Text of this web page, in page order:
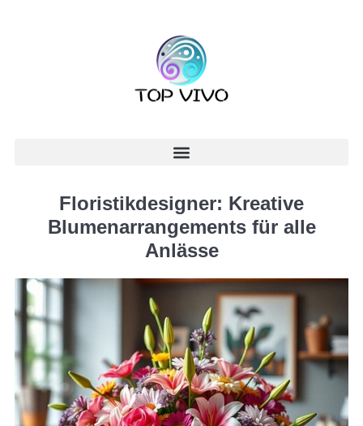
Floristikdesigner: Kreative
Blumenarrangements für alle
Anlässe